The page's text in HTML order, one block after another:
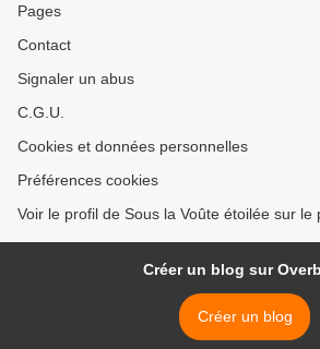
Pages
Contact
Signaler un abus
C.G.U.
Cookies et données personnelles
Préférences cookies
Voir le profil de Sous la Voûte étoilée sur le
Créer un blog sur
Créer un blog